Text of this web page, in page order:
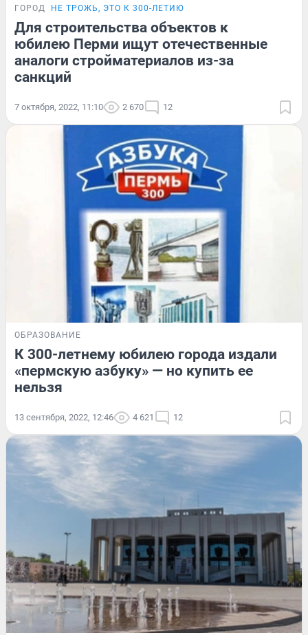
ГОРОД НЕ ТРОЖЬ, ЭТО К 300-ЛЕТИЮ
Для строительства объектов к
юбилею Перми ищут отечественные
аналоги стройматериалов из-за
санкций
7 октября, 2022, 11:10 2 670 12
ОБРАЗОВАНИЕ
К 300-летнему юбилею города издали
«пермскую азбуку» — но купить ее
нельзя
13 сентября, 2022, 12:46 4 621 12